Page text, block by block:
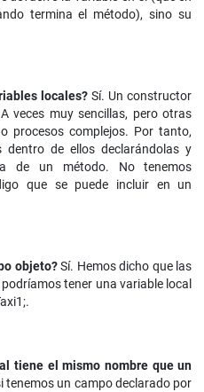
termina el método), sino su
locales? Sí. Un constructor
veces muy sencillas, pero otras
procesos complejos. Por tanto,
dentro de ellos declarándolas y
de un método. No tenemos
que se puede incluir en un
objeto?Sí. Hemos dicho que las
tener una variable local
tiene el mismo nombre que un
un campo declarado por